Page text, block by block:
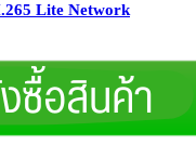
Lite Network